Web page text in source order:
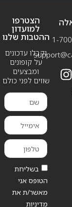
1-
הצטרפו
למועדון
ההטבות שלנו
וקבלו עדכונים
על קופונים
ומבצעים
שווים לפני כולם
בשליחת
הטופס אני
מאשר/ת את
מדיניות